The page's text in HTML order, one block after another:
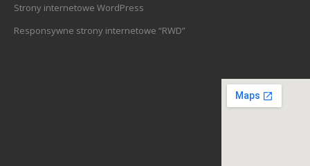
Strony internetowe WordPress
Responsywne strony internetowe “RWD”